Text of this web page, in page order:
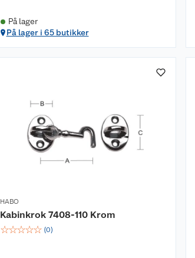
På lager
På lager i 65 butikker
HABO
Kabinkrok 7408-110 Krom
☆☆☆☆☆ (0)